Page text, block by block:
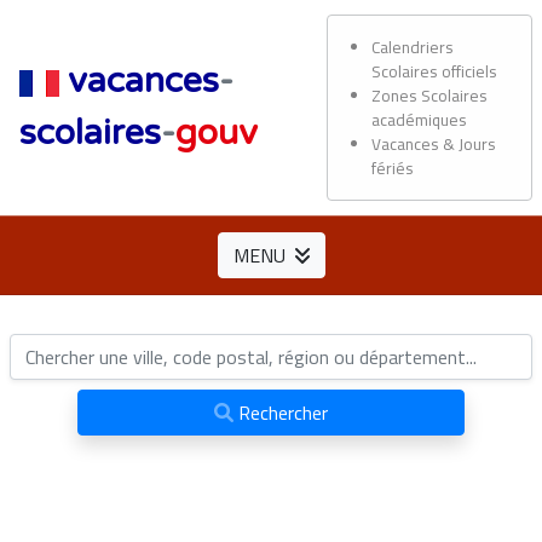
vacances-
scolaires-gouv
Calendriers
Scolaires officiels
Zones Scolaires
académiques
Vacances & Jours
fériés
MENU
Rechercher